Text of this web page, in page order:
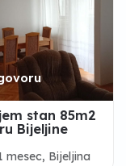
stan 85m2
Bijeljine
mesec, Bijeljina